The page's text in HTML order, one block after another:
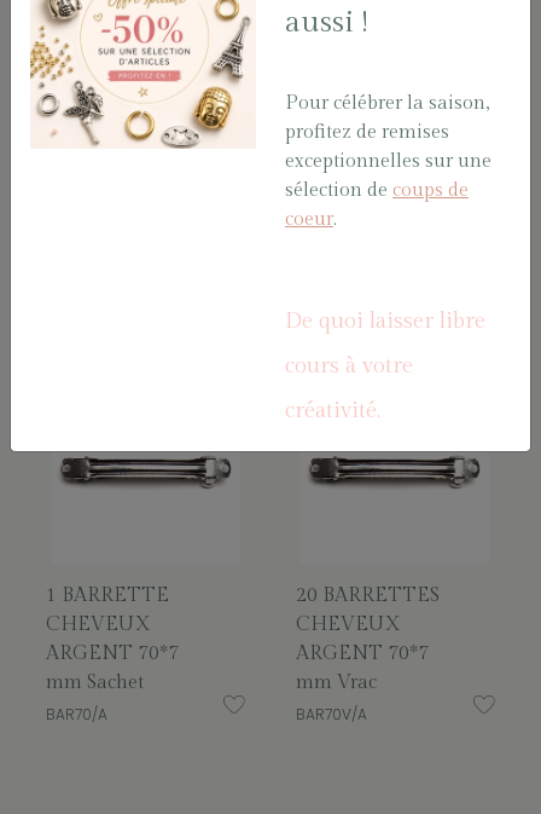
100 BARRETTES
CHEVEUX
BAR40V/A
1 BARRETTE
CHEVEUX
ARGENT 70*7
mm Sachet
BAR70/A
20 BARRETTES
CHEVEUX
ARGENT 70*7
mm Vrac
BAR70V/A
aussi !
Pour célébrer la saison,
profitez de remises
exceptionnelles sur une
sélection de coups de
coeur.
De quoi laisser libre
cours à votre
créativité.